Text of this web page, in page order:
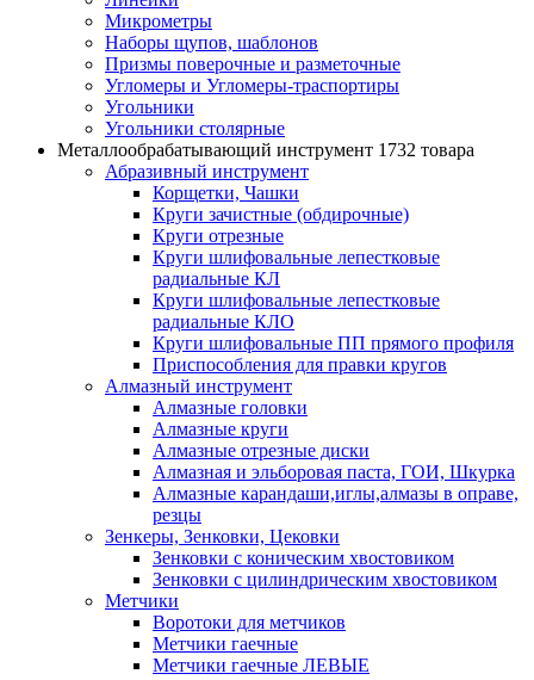
Микрометры
Наборы щупов, шаблонов
Призмы поверочные и разметочные
Угломеры и Угломеры-траспортиры
Угольники
Угольники столярные
Металлообрабатывающий инструмент 1732 товара
Абразивный инструмент
Корщетки, Чашки
Круги зачистные (обдирочные)
Круги отрезные
Круги шлифовальные лепестковые
радиальные КЛ
Круги шлифовальные лепестковые
радиальные КЛО
Круги шлифовальные ПП прямого профиля
Приспособления для правки кругов
Алмазный инструмент
Алмазные головки
Алмазные круги
Алмазные отрезные диски
Алмазная и эльборовая паста, ГОИ, Шкурка
Алмазные карандаши,иглы,алмазы в оправе,
резцы
Зенкеры, Зенковки, Цековки
Зенковки с коническим хвостовиком
Зенковки с цилиндрическим хвостовиком
Метчики
Воротоки для метчиков
Метчики гаечные
Метчики гаечные ЛЕВЫЕ